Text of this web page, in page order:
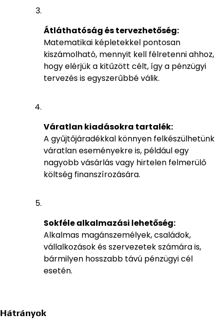
Átláthatóság és tervezhetőség:
Matematikai képletekkel pontosan
kiszámolható, mennyit kell félretenni ahhoz,
hogy elérjük a kitűzött célt, így a pénzügyi
tervezés is egyszerűbbé válik.
Váratlan kiadásokra tartalék:
A gyűjtőjáradékkal könnyen felkészülhetünk
váratlan eseményekre is, például egy
nagyobb vásárlás vagy hirtelen felmerülő
költség finanszírozására.
Sokféle alkalmazási lehetőség:
Alkalmas magánszemélyek, családok,
vállalkozások és szervezetek számára is,
bármilyen hosszabb távú pénzügyi cél
esetén.
Hátrányok